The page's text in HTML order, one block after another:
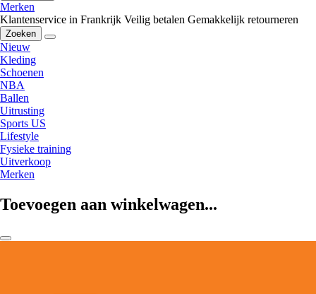
Merken
Klantenservice in Frankrijk Veilig betalen Gemakkelijk retourneren
Zoeken
Nieuw
Kleding
Schoenen
NBA
Ballen
Uitrusting
Sports US
Lifestyle
Fysieke training
Uitverkoop
Merken
Toevoegen aan winkelwagen...